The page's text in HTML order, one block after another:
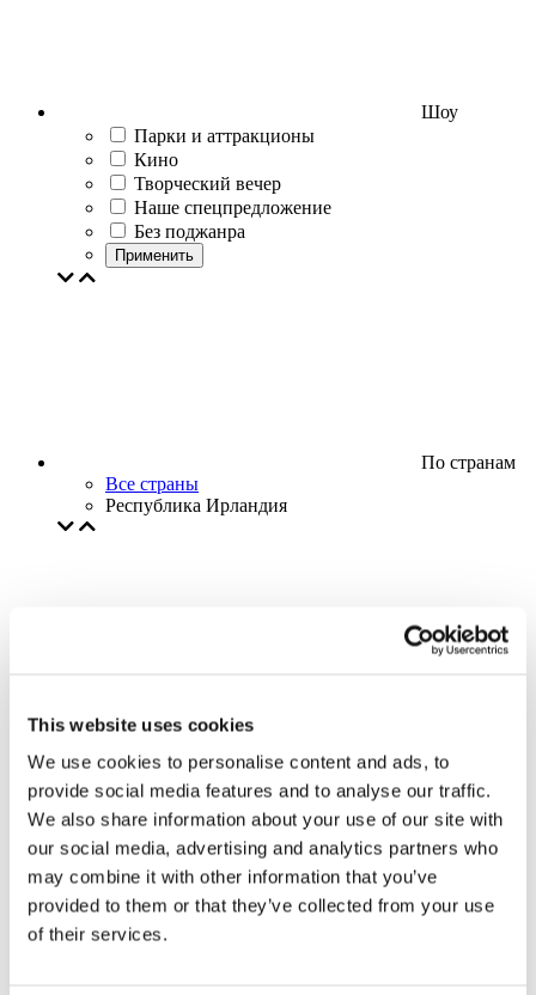
This website uses cookies
We use cookies to personalise content and ads, to
provide social media features and to analyse our traffic.
We also share information about your use of our site with
our social media, advertising and analytics partners who
may combine it with other information that you’ve
provided to them or that they’ve collected from your use
of their services.
Шоу
Парки и аттракционы
Кино
Творческий вечер
Наше спецпредложение
Без поджанра
Применить
По странам
Все страны
Республика Ирландия